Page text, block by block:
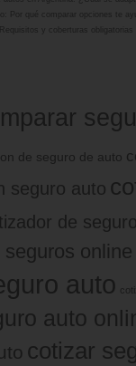
Por qué comparar opciones te
y coberturas obligatorias
de seguro de auto
seguro auto
de
online
auto
auto
cotizar